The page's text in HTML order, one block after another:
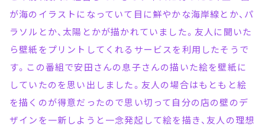
が海のイラストになっていて目に鮮やかな海岸線とか、パ
ラソルとか、太陽とかが描かれていました。友人に聞いた
ら壁紙をプリントしてくれるサービスを利用したそうで
す。この番組で安田さんの息子さんの描いた絵を壁紙に
していたのを思い出しました。友人の場合はもともと絵
を描くのが得意だったので思い切って自分の店の壁のデ
ザインを一新しようと一念発起して絵を描き、友人の理想